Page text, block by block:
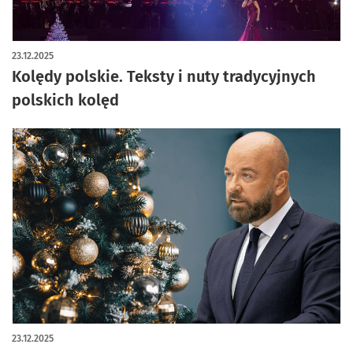
Kolędy polskie. Teksty i nuty tradycyjnych
polskich kolęd
23.12.2025
23.12.2025